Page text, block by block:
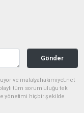
Gönder
ve malatyahakimiyet.net
tüm sorumluluğu tek
yönetimi hiçbir şekilde